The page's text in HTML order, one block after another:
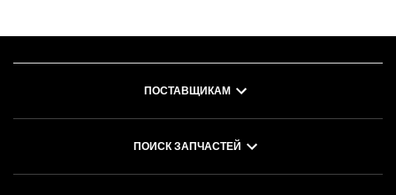
ПОСТАВЩИКАМ
ПОИСК ЗАПЧАСТЕЙ